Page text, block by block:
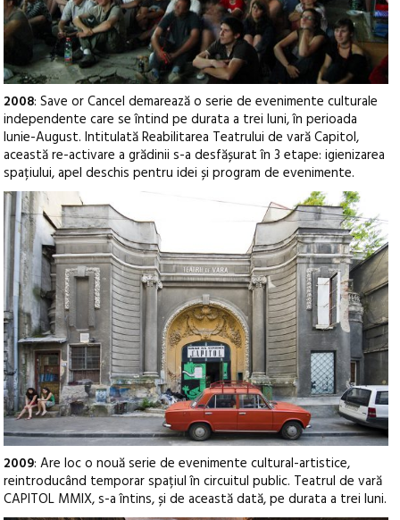
2008: Save or Cancel demarează o serie de evenimente culturale
independente care se întind pe durata a trei luni, în perioada
Iunie-August. Intitulată Reabilitarea Teatrului de vară Capitol,
această re-activare a grădinii s-a desfășurat în 3 etape: igienizarea
spațiului, apel deschis pentru idei și program de evenimente.
2009: Are loc o nouă serie de evenimente cultural-artistice,
reintroducând temporar spațiul în circuitul public. Teatrul de vară
CAPITOL MMIX, s-a întins, și de această dată, pe durata a trei luni.